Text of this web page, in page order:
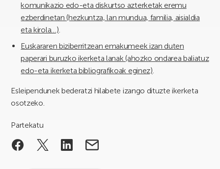
komunikazio edo-eta diskurtso azterketak eremu
ezberdinetan (hezkuntza, lan mundua, familia, aisialdia
eta kirola…).
Euskararen biziberritzean emakumeek izan duten
paperari buruzko ikerketa lanak (ahozko ondarea baliatuz
edo-eta ikerketa bibliografikoak eginez).
Esleipendunek bederatzi hilabete izango dituzte ikerketa
osotzeko.
Partekatu